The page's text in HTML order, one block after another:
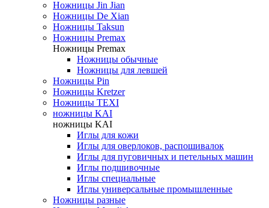
Ножницы Jin Jian
Ножницы De Xian
Ножницы Taksun
Ножницы Premax
Ножницы Premax
Ножницы обычные
Ножницы для левшей
Ножницы Pin
Ножницы Kretzer
Ножницы TEXI
ножницы KAI
ножницы KAI
Иглы для кожи
Иглы для оверлоков, распошивалок
Иглы для пуговичных и петельных машин
Иглы подшивочные
Иглы специальные
Иглы универсальные промышленные
Ножницы разные